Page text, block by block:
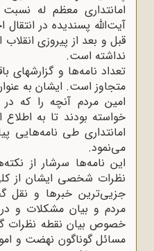
امانتداری معظم له
آیت‌الله پسندیده در
قبل و بعد از پیروزی
نداشته است.
تعداد نامه‌ها و گزارشهای
متجاوز است. ایشان به
امین مردم آنچه را که در
خواسته بودند تا به اطلاع
امانتداری طی
می‌نمود.
این نامه‌ها سرشار از
نظرات شخصی ایشان از
جزیی‌ترین خبرها و نقل
مردم و بیان مشکلات و
خصوص بیان نقطه ‌نظرات
مسائل گوناگون نهضت و